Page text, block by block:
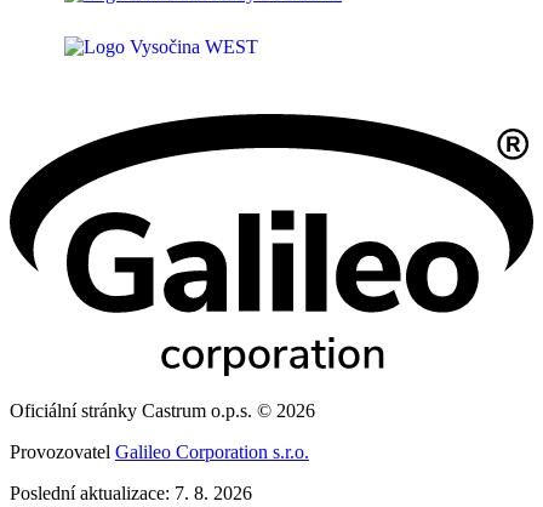
Oficiální stránky Castrum o.p.s. © 2026
Provozovatel Galileo Corporation s.r.o.
Poslední aktualizace: 7. 8. 2026